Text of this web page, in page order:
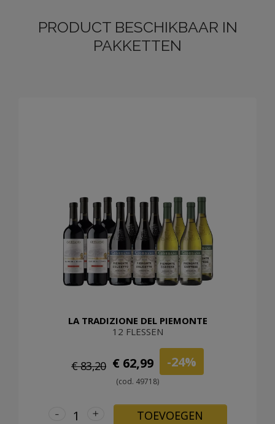
PRODUCT BESCHIKBAAR IN
PAKKETTEN
LA TRADIZIONE DEL PIEMONTE
12 FLESSEN
€ 83,20 € 62,99 -24%
(cod. 49718)
+
- TOEVOEGEN